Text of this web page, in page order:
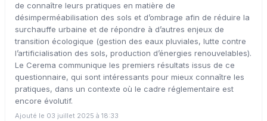
de connaître leurs pratiques en matière de
désimperméabilisation des sols et d’ombrage afin de réduire la
surchauffe urbaine et de répondre à d’autres enjeux de
transition écologique (gestion des eaux pluviales, lutte contre
l’artificialisation des sols, production d’énergies renouvelables).
Le Cerema communique les premiers résultats issus de ce
questionnaire, qui sont intéressants pour mieux connaître les
pratiques, dans un contexte où le cadre réglementaire est
encore évolutif.
Ajouté le 03 juillet 2025 à 18:33